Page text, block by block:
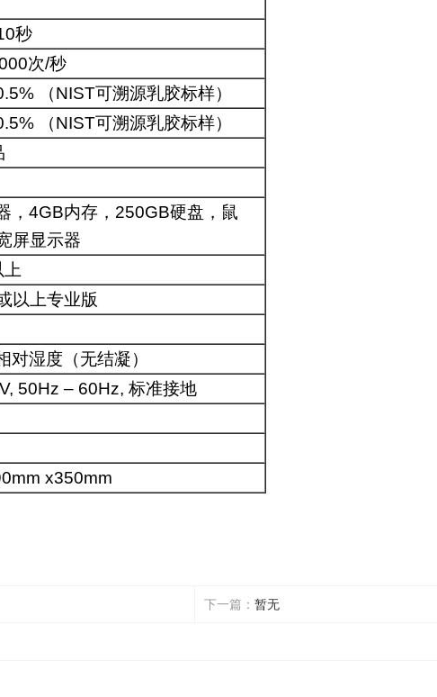
秒
次/秒
（NIST可溯源乳胶标样）
（NIST可溯源乳胶标样）
，4GB内存，250GB硬盘，鼠
屏显示器
以上专业版
对湿度（无结凝）
50Hz – 60Hz, 标准接地
x350mm
下一篇： 暂无